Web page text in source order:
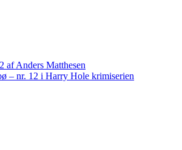
af Anders Matthesen
– nr. 12 i Harry Hole krimiserien